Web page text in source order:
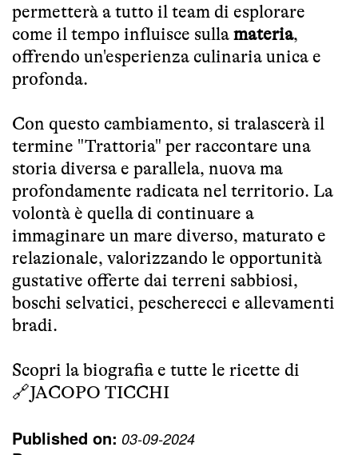
permetterà a tutto il team di esplorare
come il tempo influisce sulla materia,
offrendo un'esperienza culinaria unica e
profonda.
Con questo cambiamento, si tralascerà il
termine "Trattoria" per raccontare una
storia diversa e parallela, nuova ma
profondamente radicata nel territorio. La
volontà è quella di continuare a
immaginare un mare diverso, maturato e
relazionale, valorizzando le opportunità
gustative offerte dai terreni sabbiosi,
boschi selvatici, pescherecci e allevamenti
bradi.
Scopri la biografia e tutte le ricette di
🔗JACOPO TICCHI
Published on: 03-09-2024